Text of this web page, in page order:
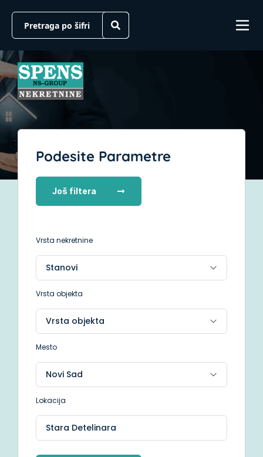
Podesite Parametre
Još filtera
Vrsta nekretnine
Vrsta objekta
Mesto
Lokacija
Stara Detelinara